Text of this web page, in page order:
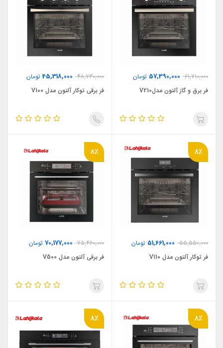
61,710,000
57,390,000 تومان
فر برق و گاز آلتون مدلV210
48,730,000
45,318,000تومان
فر برقی توکار آلتون مدل V100
8٪
55,550,000
51,661,000 تومان
فر توکار آلتون مدل V110
8٪
75,460,000
70,177,000 تومان
فر برقی آلتون مدل V500
8٪ 8٪